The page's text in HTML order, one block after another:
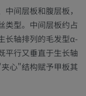
间层板和腹层板，
类型。中间层板约占
长轴排列的毛发型α-
平行又垂直于生长轴
心"结构赋予甲板其